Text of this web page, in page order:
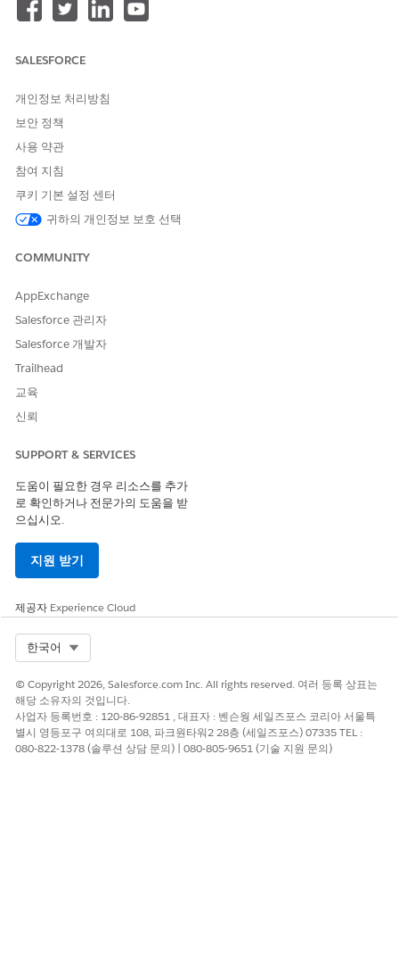
전자 확인 요청
화되며 이어서 지불자와 연결하여 환자의 의약품 혜택 세부 사항을
약 섹션에서 업데이트됩니다. 필요한 경우 응답을 편집할 수 있습니
보험 보장 범위를 검증하고 진료 프로그램에 따라 환자에게 처방되
등록자 레코드 페이지로 이동하여
Verification(약국 혜택 확인)
결된 구성원 플랜이 나열된 패널이 포함되어 있습니다. 환자가 둘
이상의 구성원 플랜과 연결되어 있는 경우 환자와 연결하여 혜택 확
다. 환자에 대해 수행할 확인 유형에 따라 새 전자 요청 또는 새 수동
수 있습니다.
개선을 위한 의견을 보내주세요.
SALESFORCE
개인정보 처리방침
보안 정책
사용 약관
참여 지침
쿠키 기본 설정 센터
귀하의 개인정보 보호 선택
COMMUNITY
AppExchange
Salesforce 관리자
Salesforce 개발자
Trailhead
교육
신뢰
SUPPORT & SERVICES
도움이 필요한 경우 리소스를 추가
로 확인하거나 전문가의 도움을 받
으십시오.
지원 받기
제공자 Experience Cloud
한국어
© Copyright 2026, Salesforce.com Inc. All rights reserved. 여러 등록 상표는
해당 소유자의 것입니다.
사업자 등록번호 : 120-86-92851 , 대표자 : 벤슨웡 세일즈포스 코리아 서울특
별시 영등포구 여의대로 108, 파크원타워2 28층 (세일즈포스) 07335 TEL :
080-822-1378 (솔루션 상담 문의) | 080-805-9651 (기술 지원 문의)